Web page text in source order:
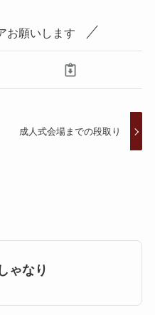
お願いします
成人式会場までの段取り
ゃなり